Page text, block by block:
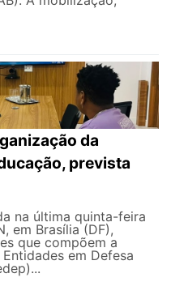
da
prevista
na última quinta-feira
em Brasília (DF),
que compõem a
em Defesa